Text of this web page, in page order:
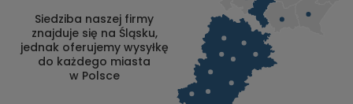
Siedziba naszej firmy
znajduje się na Śląsku,
jednak oferujemy wysyłkę
do każdego miasta
w Polsce